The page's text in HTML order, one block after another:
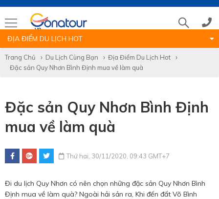
Hotline tour nước ngoài
0786 711 611
Hotline tour trong nước
0783 336 116
ĐỊA ĐIỂM DU LỊCH HOT
Trang Chủ Du Lịch Cùng Bạn
Địa Điểm Du Lịch Hot
Đặc sản Quy Nhơn Bình Định mua về làm quà
Đặc sản Quy Nhơn Bình Định
mua về làm quà
Thứ hai, 30/11/2020, 09:43 GMT+7
Đi du lịch Quy Nhơn có nên chọn những đặc sản Quy Nhơn Bình
Định mua về làm quà? Ngoài hải sản ra, Khi đến đất Võ Bình